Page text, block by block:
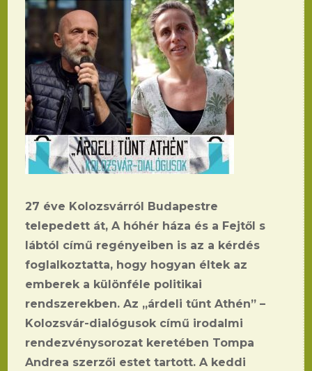
27 éve Kolozsvárról Budapestre
telepedett át, A hóhér háza és a Fejtől s
lábtól című regényeiben is az a kérdés
foglalkoztatta, hogy hogyan éltek az
emberek a különféle politikai
rendszerekben. Az „árdeli tűnt Athén” –
Kolozsvár-dialógusok című irodalmi
rendezvénysorozat keretében Tompa
Andrea szerzői estet tartott. A keddi